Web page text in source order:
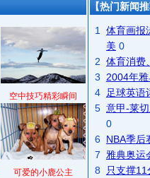
空中技巧精彩瞬间
可爱的小鹿公主
【热门新闻
1
体育画报
美 0
2 体育消费
3
2004年
4
足球英语
5 意甲-莱
0
6 NBA季后
7
雅典奥运
8
只支撑